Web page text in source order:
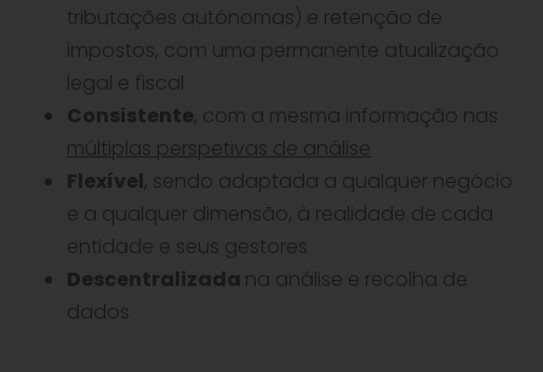
tributações autónomas) e retenção de
impostos, com uma permanente atualização
legal e fiscal
Consistente, com a mesma informação nas
múltiplas perspetivas de análise
Flexível, sendo adaptada a qualquer negócio
e a qualquer dimensão, à realidade de cada
entidade e seus gestores
Descentralizada na análise e recolha de
dados